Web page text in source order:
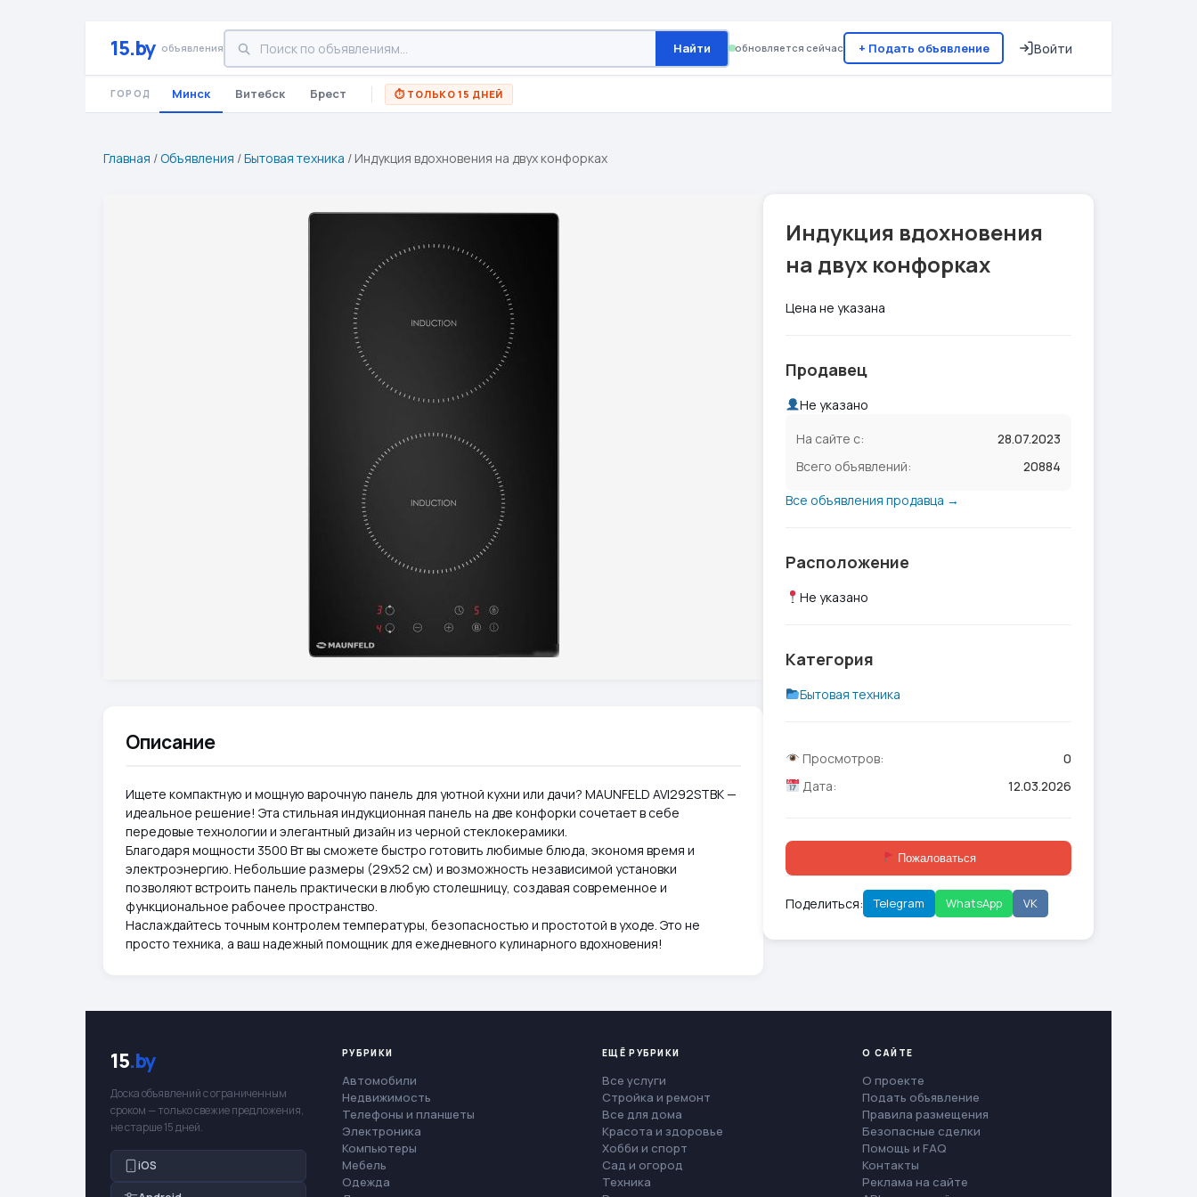
15.by объявления Найти обновляется сейчас + Подать объявление Войти
ГОРОД Минск Витебск Брест ⏱ ТОЛЬКО 15 ДНЕЙ
Главная /Объявления /Бытовая техника / Индукция вдохновения на двух конфорках
Описание
Ищете компактную и мощную варочную панель для уютной кухни или дачи? MAUNFELD AVI292STBK —
идеальное решение! Эта стильная индукционная панель на две конфорки сочетает в себе
передовые технологии и элегантный дизайн из черной стеклокерамики.
Благодаря мощности 3500 Вт вы сможете быстро готовить любимые блюда, экономя время и
электроэнергию. Небольшие размеры (29х52 см) и возможность независимой установки
позволяют встроить панель практически в любую столешницу, создавая современное и
функциональное рабочее пространство.
Наслаждайтесь точным контролем температуры, безопасностью и простотой в уходе. Это не
просто техника, а ваш надежный помощник для ежедневного кулинарного вдохновения!
Индукция вдохновения
на двух конфорках
Цена не указана
Продавец
Не указано
На сайте с:
28.07.2023
Всего объявлений:
20884
Все объявления продавца →
Расположение
Не указано
Категория
Бытовая техника
Просмотров:
0
Дата:
12.03.2026
Пожаловаться
Поделиться: Telegram WhatsApp VK
15.by
Доска объявлений с ограниченным
сроком — только свежие предложения,
не старше 15 дней.
iOS
РУБРИКИ
Автомобили
Недвижимость
Телефоны и планшеты
Электроника
Компьютеры
Мебель
Одежда
ЕЩЁ РУБРИКИ
Все услуги
Стройка и ремонт
Все для дома
Красота и здоровье
Хобби и спорт
Сад и огород
Техника
О САЙТЕ
О проекте
Подать объявление
Правила размещения
Безопасные сделки
Помощь и FAQ
Контакты
Реклама на сайте